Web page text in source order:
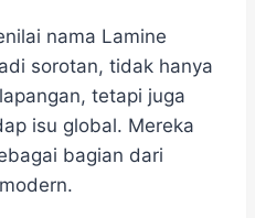
nama Lamine
sorotan, tidak hanya
tetapi juga
isu global. Mereka
bagian dari